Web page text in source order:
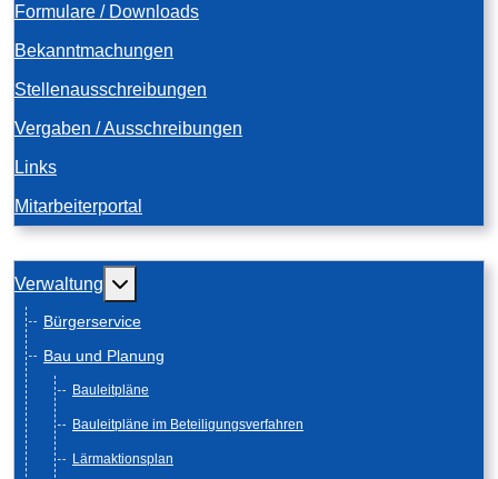
Formulare / Downloads
Bekanntmachungen
Stellenausschreibungen
Vergaben / Ausschreibungen
Links
Mitarbeiterportal
Verwaltung Weitere Informationen: Verwaltung
Bürgerservice
Bau und Planung
Bauleitpläne
Bauleitpläne im Beteiligungsverfahren
Lärmaktionsplan